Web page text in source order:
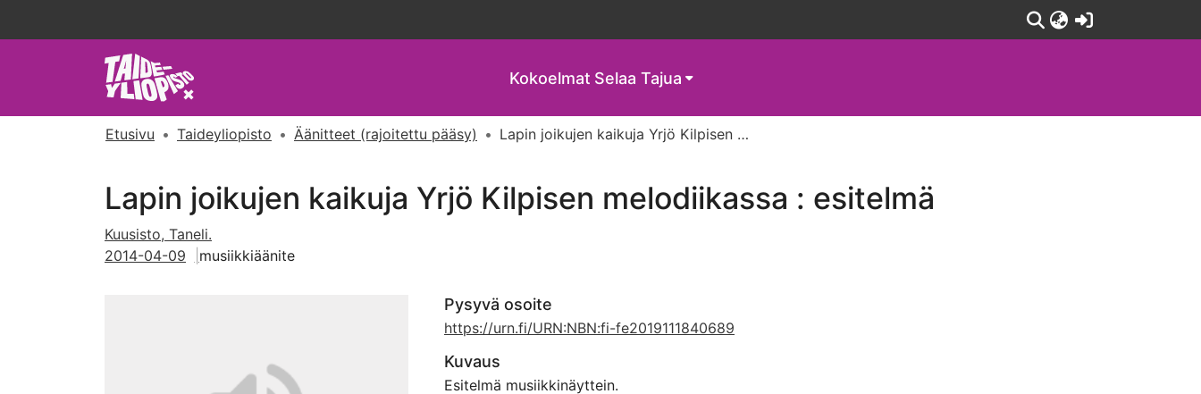
Kokoelmat Selaa Tajua
Etusivu Taideyliopisto Äänitteet (rajoitettu pääsy) Lapin joikujen kaikuja Yrjö Kilpisen melodiikassa : esitelmä
Lapin joikujen kaikuja Yrjö Kilpisen melodiikassa : esitelmä
Kuusisto, Taneli.
2014-04-09
musiikkiäänite
Pysyvä osoite
https://urn.fi/URN:NBN:fi-fe2019111840689
Kuvaus
Esitelmä musiikkinäyttein.